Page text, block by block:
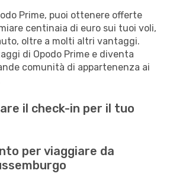
Prime, puoi ottenere offerte
centinaia di euro sui tuoi voli,
oltre a molti altri vantaggi.
di Opodo Prime e diventa
comunità di appartenenza ai
il check-in per il tuo
per viaggiare da